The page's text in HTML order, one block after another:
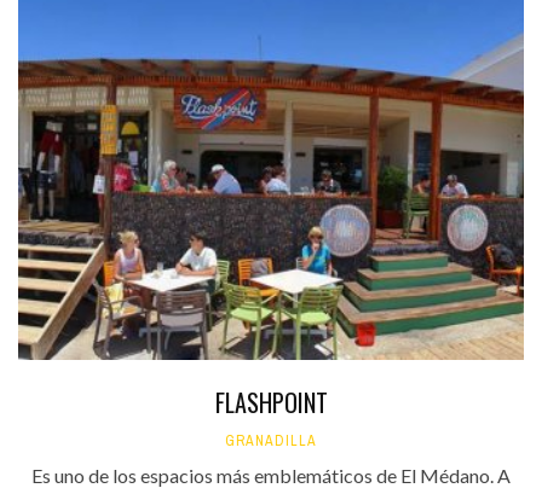
FLASHPOINT
GRANADILLA
Es uno de los espacios más emblemáticos de El Médano. A